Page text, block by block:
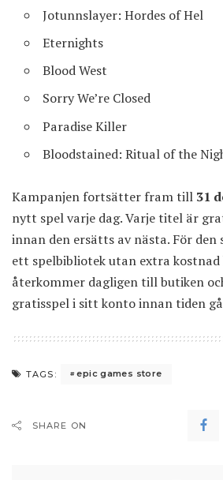
Jotunnslayer: Hordes of Hel
Eternights
Blood West
Sorry We’re Closed
Paradise Killer
Bloodstained: Ritual of the
Kampanjen fortsätter fram till 31
nytt spel varje dag. Varje titel är
innan den ersätts av nästa. För den
ett spelbibliotek utan extra
återkommer dagligen till butiken
gratisspel i sitt konto innan tiden
TAGS: epic games store
SHARE ON